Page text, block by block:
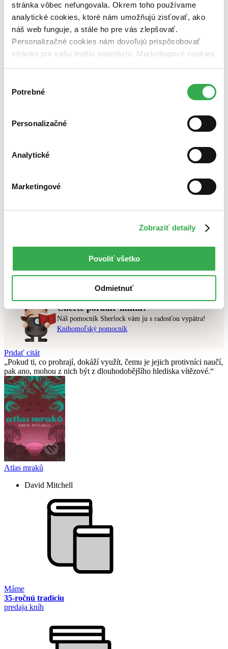
stránka vôbec nefungovala. Okrem toho používame
analytické cookies, ktoré nám umožňujú zisťovať, ako
náš web funguje, a stále ho pre vás zlepšovať.
Personalizačné cookies nám dovoľujú prispôsobovať
stránku pre vašu lepšiu orientáciu. Marketingové cookies
nám pomohlo, keby sme mohli používať všetky tieto
súhlasu
Potrebné
Personalizačné
Analytické
Marketingové
Zobraziť detaily
Povoliť všetko
Odmietnuť
Nové / čítané
nová (0 titulov)nová
čítaná (0 titulov)čítaná
čítaná - výborný stav (0 titulov)čítaná - výborný stav
čítaná - mierne opotrebovaná (0 titulov)
čítaná - mierne
opotrebovaná
čítané verzie vypredaných kníh (0 titulov)čítané verzie
Zúžiť výber
Novinky
Najdrahšie
Najvyššia zľava
Zrušiť filtre
v zľave
vyhovujúci zadaným podmienkam.
Skúste prosím zmeniť vyhľadávaný výraz.
Chcete poradiť knihu?
Náš pomocník Sherlock vám ju s radosťou vypátra!
Knihomoľský pomocník
Pridať citát
Pokud ti, co prohrají, dokáží využít, čemu je jejich protivníci naučí,
pak ano, mohou z nich být z dlouhodobějšího hlediska vítězové.
Atlas mraků
David Mitchell
Máme
35-ročnú tradíciu
predaja kníh